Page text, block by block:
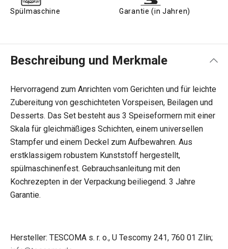
Spülmaschine Garantie (in Jahren)
Beschreibung und Merkmale
Hervorragend zum Anrichten vom Gerichten und für leichte
Zubereitung von geschichteten Vorspeisen, Beilagen und
Desserts. Das Set besteht aus 3 Speiseformern mit einer
Skala für gleichmäßiges Schichten, einem universellen
Stampfer und einem Deckel zum Aufbewahren. Aus
erstklassigem robustem Kunststoff hergestellt,
spülmaschinenfest. Gebrauchsanleitung mit den
Kochrezepten in der Verpackung beiliegend. 3 Jahre
Garantie.
Hersteller: TESCOMA s. r. o., U Tescomy 241, 760 01 Zlín;